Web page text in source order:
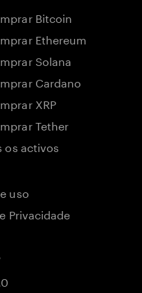
Bitcoin
Ethereum
Solana
Cardano
XRP
Tether
os activos
uso
Privacidade